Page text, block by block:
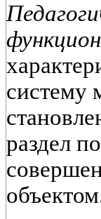
систему
раздел